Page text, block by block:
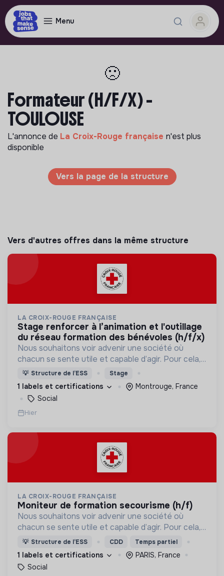
Menu
🙁
Formateur (H/F/X) -
TOULOUSE
L'annonce de La Croix-Rouge française n'est plus
disponible
Vers la page de la structure
Vers d'autres offres dans la même structure
LA CROIX-ROUGE FRANÇAISE
stage renforcer à l’animation et l'outillage
du réseau formation des bénévoles (h/f/x)
Nous souhaitons voir advenir une société où
chacun se sente utile et capable d’agir. Pour cela,
nous proposons des moyens et des lieux
d’engagement innovants et adaptés à tous.
💡 Structure de l’ESS Stage
1 labels et certifications
Montrouge, France
Social
Hier
LA CROIX-ROUGE FRANÇAISE
moniteur de formation secourisme (h/f)
Nous souhaitons voir advenir une société où
chacun se sente utile et capable d’agir. Pour cela,
nous proposons des moyens et des lieux
d’engagement innovants et adaptés à tous.
💡 Structure de l’ESS CDD Temps partiel
1 labels et certifications
PARIS, France
Social